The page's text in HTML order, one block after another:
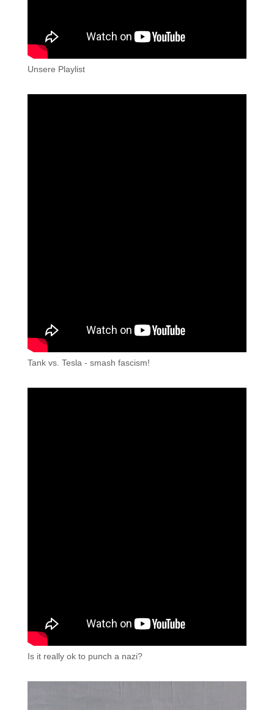
Unsere Playlist
Tank vs. Tesla - smash fascism!
Is it really ok to punch a nazi?